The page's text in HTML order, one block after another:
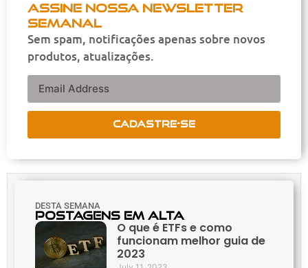
Assine nossa newsletter
semanal
Sem spam, notificações apenas sobre novos
produtos, atualizações.
CADASTRE-SE
DESTA SEMANA
Postagens em alta
O que é ETFs e como
funcionam melhor guia de
2023